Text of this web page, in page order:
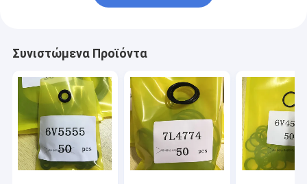
Συνιστώμενα Προϊόντα